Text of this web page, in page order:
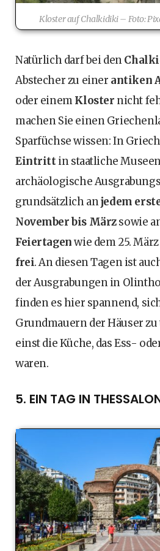
Kloster auf Chalkidiki – Foto:
Natürlich darf bei den
Abstecher zu einer antiken
oder einemKloster nicht
machen Sie einen
Sparfüchse wissen: In
Eintrittin staatliche
archäologische
grundsätzlich anjedem
November bis Märzsowie
Feiertagenwie dem 25.
frei. An diesen Tagen ist
der Ausgrabungen in
finden es hier spannend,
Grundmauern der Häuser
einst die Küche, das Ess-
waren.
5. EIN TAG IN